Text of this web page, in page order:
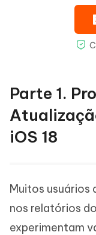
Parte 1.
iOS 18
Muitos usuários
nos relatórios
experimentam